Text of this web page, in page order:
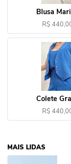
Blusa
R$
Colete
R$
MAIS LIDAS